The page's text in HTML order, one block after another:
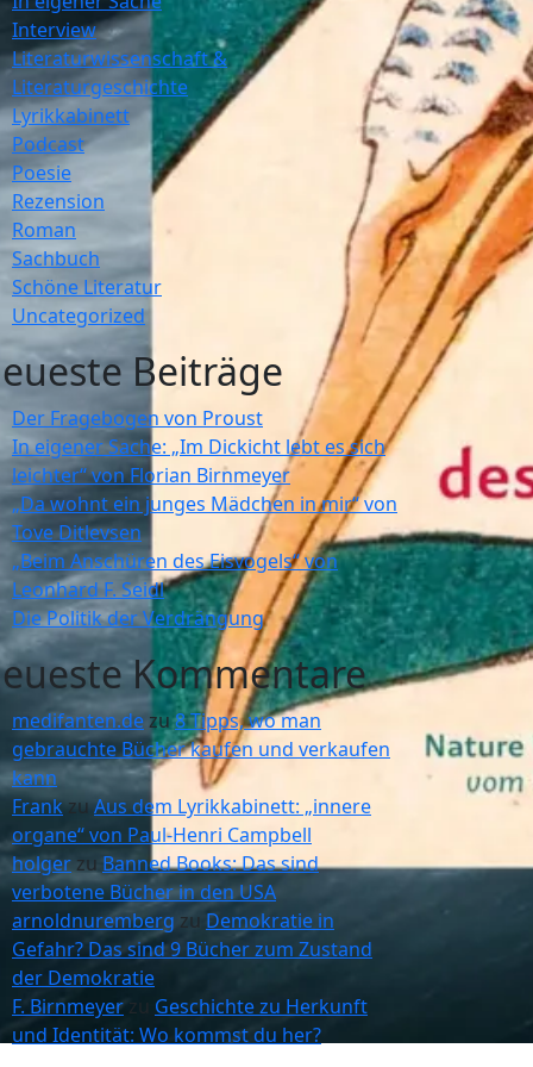
Interview
Literaturwissenschaft &
Literaturgeschichte
Lyrikkabinett
Podcast
Poesie
Rezension
Roman
Sachbuch
Schöne Literatur
Uncategorized
Beiträge
Der Fragebogen von Proust
In eigener Sache: „Im Dickicht lebt es sich
leichter“ von Florian Birnmeyer
„Da wohnt ein junges Mädchen in mir“ von
Tove Ditlevsen
„Beim Anschüren des Eisvogels“ von
Leonhard F. Seidl
Die Politik der Verdrängung
Kommentare
medifanten.dezu8 Tipps, wo man
gebrauchte Bücher kaufen und verkaufen
kann
FrankzuAus dem Lyrikkabinett: „innere
organe“ von Paul-Henri Campbell
holger zu Banned Books: Das sind
verbotene Bücher in den USA
arnoldnuremberg zu Demokratie in
Gefahr? Das sind 9 Bücher zum Zustand
der Demokratie
F. Birnmeyer zu Geschichte zu Herkunft
und Identität: Wo kommst du her?